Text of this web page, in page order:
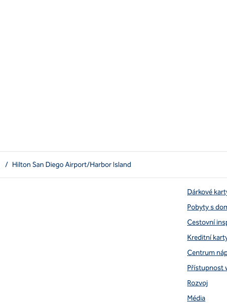
/ Hilton San Diego Airport/Harbor Island
Dárkové
Pobyty s
Cestovní
Kreditní
Centrum
Přístupnost
Rozvoj
Média